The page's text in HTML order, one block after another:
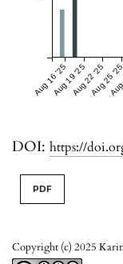
DOI: https://
Copyright (c) 2025
PDF
Aug 16 '25
Aug 19 '25Aug 22 '25
Aug 25